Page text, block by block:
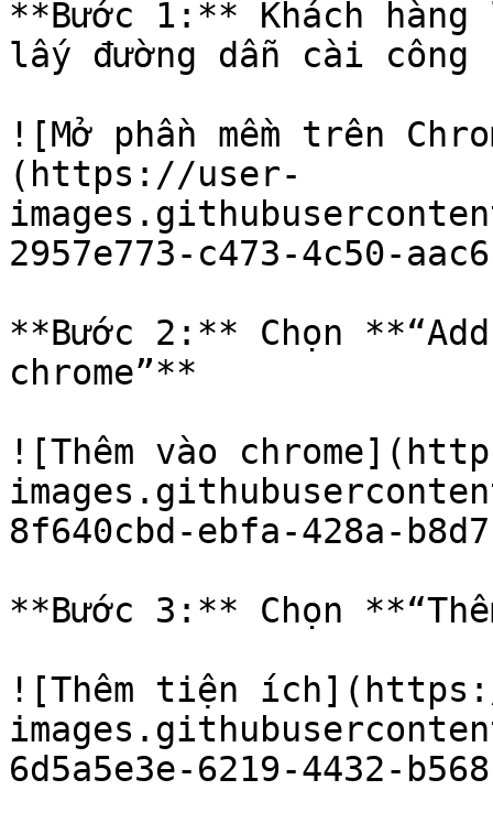
**Bước 1:** Khách
lấy đường dẫn cài công
![Mở phần mềm trên
(https://user-
2957e773-c473-4c50-
**Bước 2:** Chọn
chrome”**
![Thêm vào
8f640cbd-ebfa-428a-
**Bước 3:** Chọn
![Thêm tiện
6d5a5e3e-6219-4432-